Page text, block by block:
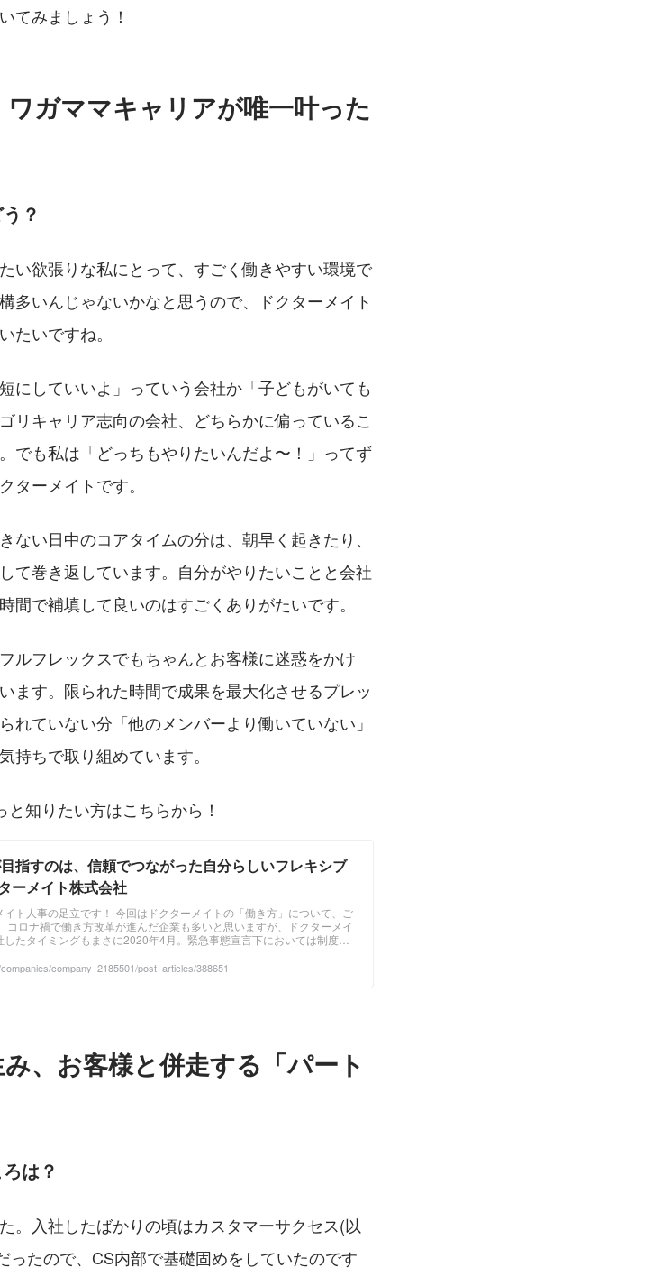
てみましょう！
ワガママキャリアが唯一叶った
？
い欲張りな私にとって、すごく働きやすい環境で
多いんじゃないかなと思うので、ドクターメイト
たいですね。
にしていいよ」っていう会社か「子どもがいても
リキャリア志向の会社、どちらかに偏っているこ
でも私は「どっちもやりたいんだよ〜！」ってず
ターメイトです。
い日中のコアタイムの分は、朝早く起きたり、
て巻き返しています。自分がやりたいことと会社
で補填して良いのはすごくありがたいです。
ルフレックスでもちゃんとお客様に迷惑をかけ
ます。限られた時間で成果を最大化させるプレッ
れていない分「他のメンバーより働いていない」
持ちで取り組めています。
知りたい方はこちらから！
指すのは、信頼でつながった自分らしいフレキシブ
ーメイト株式会社
イト人事の足立です！ 今回はドクターメイトの「働き方」について、ご
コロナ禍で働き方改革が進んだ企業も多いと思いますが、ドクターメイ
したタイミングもまさに2020年4月。緊急事態宣言下においては制度
company_2185501/post_articles/388651
、お客様と併走する「パート
は？
。入社したばかりの頃はカスタマーサクセス(以
たので、CS内部で基礎固めをしていたのです